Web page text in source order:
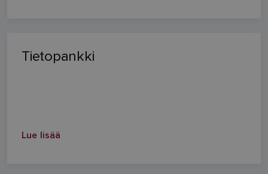
Tietopankki
Lue lisää